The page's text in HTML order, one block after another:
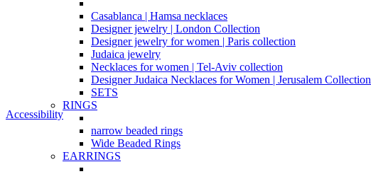
Casablanca | Hamsa necklaces
Designer jewelry | London Collection
Designer jewelry for women | Paris collection
Judaica jewelry
Necklaces for women | Tel-Aviv collection
Designer Judaica Necklaces for Women | Jerusalem Collection
SETS
RINGS
narrow beaded rings
Wide Beaded Rings
EARRINGS
Accessibility